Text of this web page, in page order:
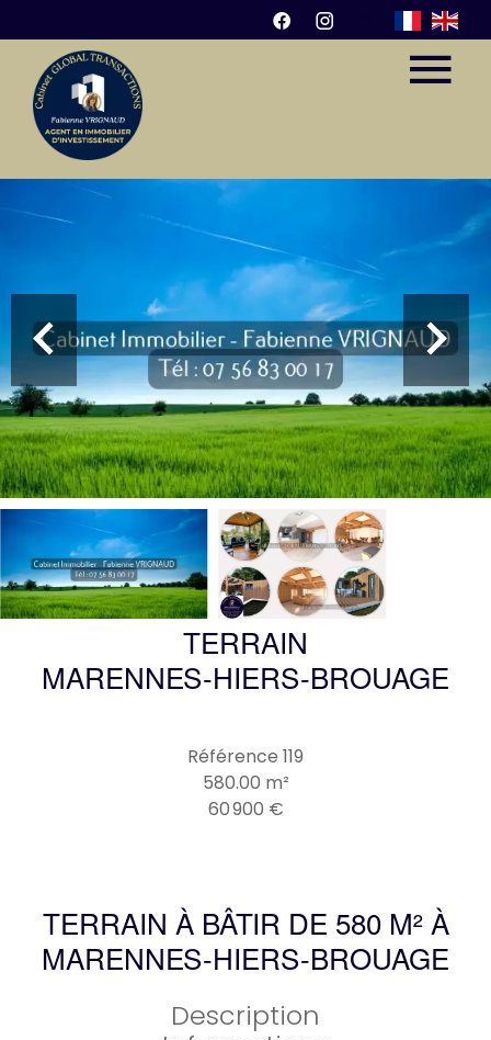
TERRAIN
MARENNES-HIERS-BROUAGE
Référence 119
580.00 m²
60 900 €
TERRAIN À BÂTIR DE 580 M² À
MARENNES-HIERS-BROUAGE
Description